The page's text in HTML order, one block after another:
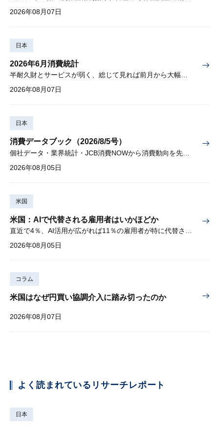
2026年08月07日
日本
2026年6月消費統計
半耐久財とサービスが弱く、総じて見れば前月から大幅に減少
2026年08月07日
日本
消費データブック（2026/8/5号）
2026年08月05日
米国
米国：AIで代替される雇用者はいかほどか
直近で4％、AI活用が広がれば11％の雇用者が特に代替されやすい
2026年08月05日
コラム
米国はなぜ円買い協調介入に踏み切ったのか
2026年08月07日
よく読まれているリサーチレポート
日本